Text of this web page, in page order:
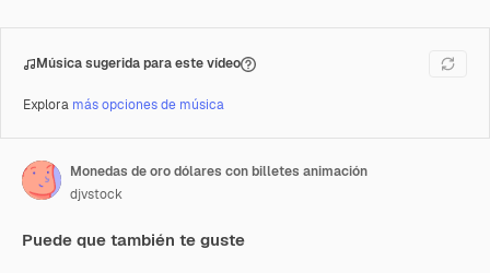
Música sugerida para este vídeo
Explora más opciones de música
Monedas de oro dólares con billetes animación
djvstock
Puede que también te guste